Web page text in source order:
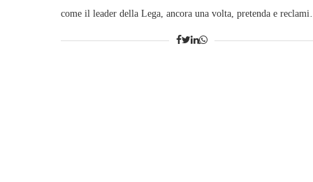
come il leader della Lega, ancora una volta, pretenda e